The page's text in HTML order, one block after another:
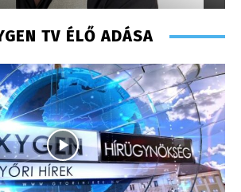
TV ÉLŐ ADÁSA